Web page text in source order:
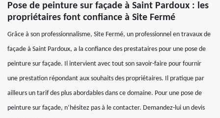
Pose de peinture sur façade à Saint Pardoux : les
propriétaires font confiance à Site Fermé
Grâce à son professionnalisme, Site Fermé, un professionnel en travaux de
façade à Saint Pardoux, a la confiance des prestataires pour une pose de
peinture sur façade. Il intervient avec tout son savoir-faire pour fournir
une prestation répondant aux souhaits des propriétaires. Il pratique par
ailleurs un tarif des plus abordables dans ce domaine. Pour une pose de
peinture sur façade, n’hésitez pas à le contacter. Demandez-lui un devis